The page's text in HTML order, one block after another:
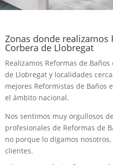
Zonas donde realizamos
Corbera de Llobregat
Realizamos Reformas de
de Llobregat y localidades
mejores Reformistas de Baños
el ámbito nacional.
Nos sentimos muy orgullosos
profesionales de Reformas de
no porque lo digamos
clientes.